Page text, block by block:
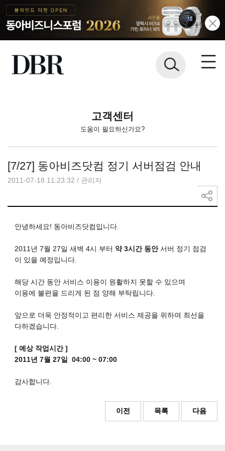
고객센터
도움이 필요하신가요?
[7/27] 동아비즈닷컴 정기 서버점검 안내
2011-07-18 11:23:32 / 관리자
안녕하세요! 동아비즈닷컴입니다.
2011년 7월 27일 새벽 4시 부터 약 3시간 동안서버 정기 점검
이 있을 예정입니다.
해당 시간 동안 서비스 이용이 원활하지 못할 수 있으며
이용에 불편을 드리게 된 점 양해 부탁립니다.
앞으로 더욱 안정적이고 편리한 서비스 제공을 위하여 최선을
다하겠습니다.
[ 예상 작업시간 ]
2011년 7월 27일 04:00 ~ 07:00
감사합니다.
이전 목록 다음